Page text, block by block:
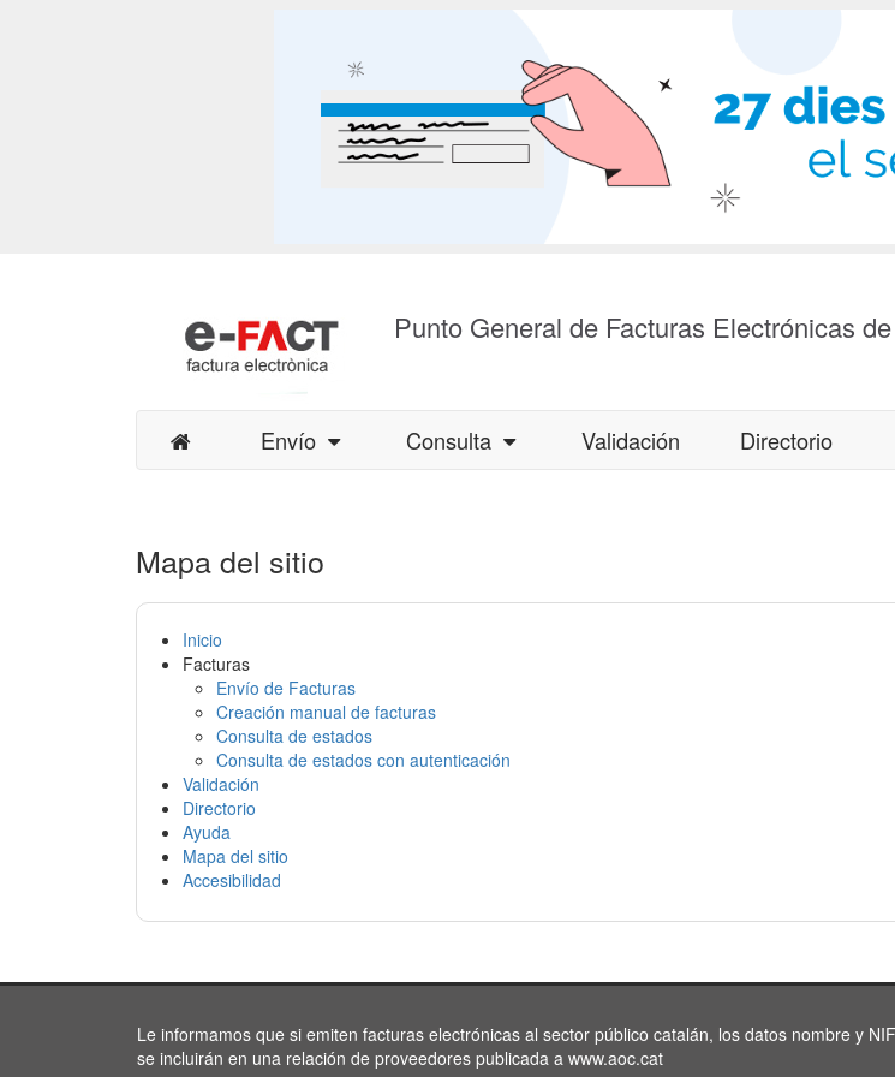
Punto General de Facturas Electrónicas
Envío Consulta Validación Directorio
Mapa del sitio
Inicio
Facturas
Envío de Facturas
Creación manual de facturas
Consulta de estados
Consulta de estados con autenticación
Validación
Directorio
Ayuda
Mapa del sitio
Accesibilidad
Le informamos que si emiten facturas electrónicas al sector público catalán, los datos nombre y
se incluirán en una relación de proveedores publicada a www.aoc.cat